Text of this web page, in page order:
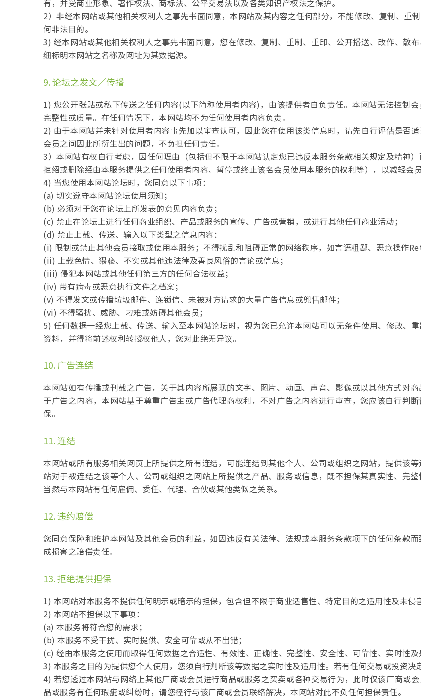
有，并受商业形象、著作权法、商标法、公平交易法以及各类知识产权法之保护。
2）非经本网站或其他相关权利人之事先书面同意，本网站及其内容之任何部分，不能修改、复制、重
何非法目的。
3) 经本网站或其他相关权利人之事先书面同意，您在修改、复制、重制、重印、公开播送、改作、散
细标明本网站之名称及网址为其数据源。
9. 论坛之发文／传播
1) 您公开张贴或私下传送之任何内容(以下简称使用者内容)，由该提供者自负责任。本网站无法控制
完整性或质量。在任何情况下，本网站均不为任何使用者内容负责。
2) 由于本网站并未针对使用者内容事先加以审查认可，因此您在使用该类信息时，请先自行评估是否
会员之间因此所衍生出的问题，不负担任何责任。
3）本网站有权自行考虑，因任何理由（包括但不限于本网站认定您已违反本服务条款相关规定及精神
拒绍或删除经由本服务提供之任何使用者内容、暂停或终止该名会员使用本服务的权利等），以减轻会
4) 当您使用本网站论坛时，您同意以下事项：
(a) 切实遵守本网站论坛使用须知；
(b) 必须对于您在论坛上所发表的意见内容负责；
(c) 禁止在论坛上进行任何商业组织、产品或服务的宣传、广告或营销，或进行其他任何商业活动；
(d) 禁止上载、传送、输入以下类型之信息内容：
(i) 限制或禁止其他会员接取或使用本服务；不得扰乱和阻碍正常的网络秩序，如言语粗鄙、恶意操作
(ii) 上载色情、猥亵、不实或其他违法律及善良风俗的言论或信息；
(iii) 侵犯本网站或其他任何第三方的任何合法权益；
(iv) 带有病毒或恶意执行文件之档案；
(v) 不得发文或传播垃圾邮件、连锁信、未被对方请求的大量广告信息或兜售邮件；
(vi) 不得骚扰、威胁、刁难或妨碍其他会员；
5) 任何数据一经您上载、传送、输入至本网站论坛时，视为您已允许本网站可以无条件使用、修改、
资料，并得将前述权利转授权他人，您对此绝无异议。
10. 广告连结
本网站如有传播或刊载之广告，关于其内容所展现的文字、图片、动画、声音、影像或以其他方式对
于广告之内容，本网站基于尊重广告主或广告代理商权利，不对广告之内容进行审查，您应该自行判
保。
11. 连结
本网站或所有服务相关网页上所提供之所有连结，可能连结到其他个人、公司或组织之网站，提供该
站对于被连结之该等个人、公司或组织之网站上所提供之产品、服务或信息，既不担保其真实性、完
当然与本网站有任何雇佣、委任、代理、合伙或其他类似之关系。
12. 违约赔偿
您同意保障和维护本网站及其他会员的利益，如因违反有关法律、法规或本服务条款项下的任何条款
成损害之赔偿责任。
13. 拒绝提供担保
1) 本网站对本服务不提供任何明示或暗示的担保，包含但不限于商业适售性、特定目的之适用性及未侵
2) 本网站不担保以下事项：
(a) 本服务将符合您的需求；
(b) 本服务不受干扰、实时提供、安全可靠或从不出错；
(c) 经由本服务之使用而取得任何数据之合适性、有效性、正确性、完整性、安全性、可靠性、实时性及
3) 本服务之目的为提供您个人使用，您须自行判断该等数据之实时性及适用性。若有任何交易或投资决
4) 若您透过本网站与网络上其他厂商或会员进行商品或服务之买卖或各种交易行为，此时仅该厂商或
品或服务有任何瑕疵或纠纷时，请您径行与该厂商或会员联络解决，本网站对此不负任何担保责任。